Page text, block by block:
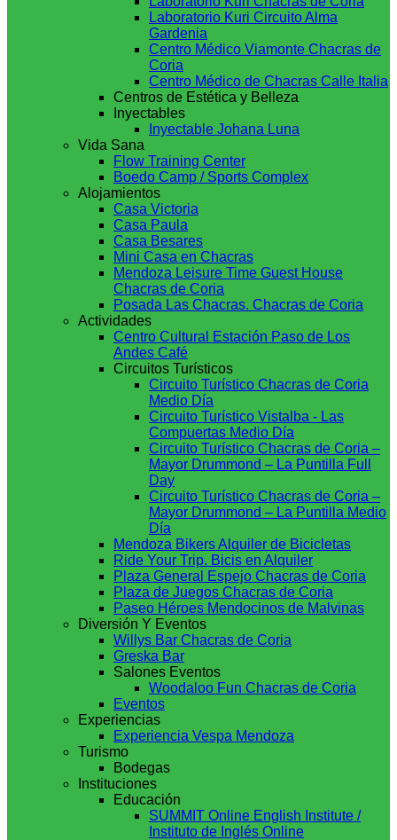
Laboratorio Kuri Circuito Alma
Gardenia
Centro Médico Viamonte Chacras de
Coria
Centro Médico de Chacras Calle Italia
Centros de Estética y Belleza
Inyectables
Inyectable Johana Luna
Vida Sana
Flow Training Center
Boedo Camp / Sports Complex
Alojamientos
Casa Victoria
Casa Paula
Casa Besares
Mini Casa en Chacras
Mendoza Leisure Time Guest House
Chacras de Coria
Posada Las Chacras. Chacras de Coria
Actividades
Centro Cultural Estación Paso de Los
Andes Café
Circuitos Turísticos
Circuito Turístico Chacras de Coria
Medio Día
Circuito Turístico Vistalba - Las
Compuertas Medio Día
Circuito Turístico Chacras de Coria –
Mayor Drummond – La Puntilla Full
Day
Circuito Turístico Chacras de Coria –
Mayor Drummond – La Puntilla Medio
Día
Mendoza Bikers Alquiler de Bicicletas
Ride Your Trip. Bicis en Alquiler
Plaza General Espejo Chacras de Coria
Plaza de Juegos Chacras de Coria
Paseo Héroes Mendocinos de Malvinas
Diversión Y Eventos
Willys Bar Chacras de Coria
Greska Bar
Salones Eventos
Woodaloo Fun Chacras de Coria
Eventos
Experiencias
Experiencia Vespa Mendoza
Turismo
Bodegas
Instituciones
Educación
SUMMIT Online English Institute /
Instituto de Inglés Online